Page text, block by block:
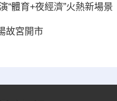
“體育+夜經濟”火熱新場景
故宮開市